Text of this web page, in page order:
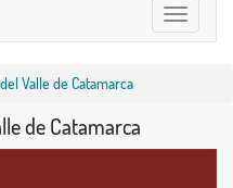
Toggle
navigation
Valle de Catamarca
de Catamarca